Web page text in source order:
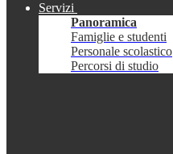
Servizi
Panoramica
Famiglie e studenti
Personale scolastico
Percorsi di studio